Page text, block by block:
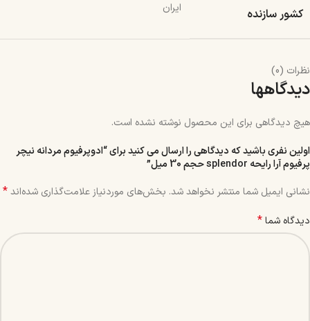
کشور سازنده ایران
نظرات (0)
دیدگاهها
هیچ دیدگاهی برای این محصول نوشته نشده است.
اولین نفری باشید که دیدگاهی را ارسال می کنید برای “ادوپرفیوم مردانه نیچر
پرفیوم آرا رایحه splendor حجم 30 میل”
نشانی ایمیل شما منتشر نخواهد شد. بخش‌های موردنیاز علامت‌گذاری شده‌اند*
دیدگاه شما*